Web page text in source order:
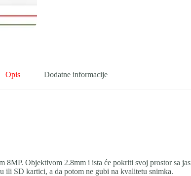
Opis Dodatne informacije
Objektivom 2.8mm i ista će pokriti svoj prostor sa
ili SD kartici, a da potom ne gubi na kvalitetu snimka.